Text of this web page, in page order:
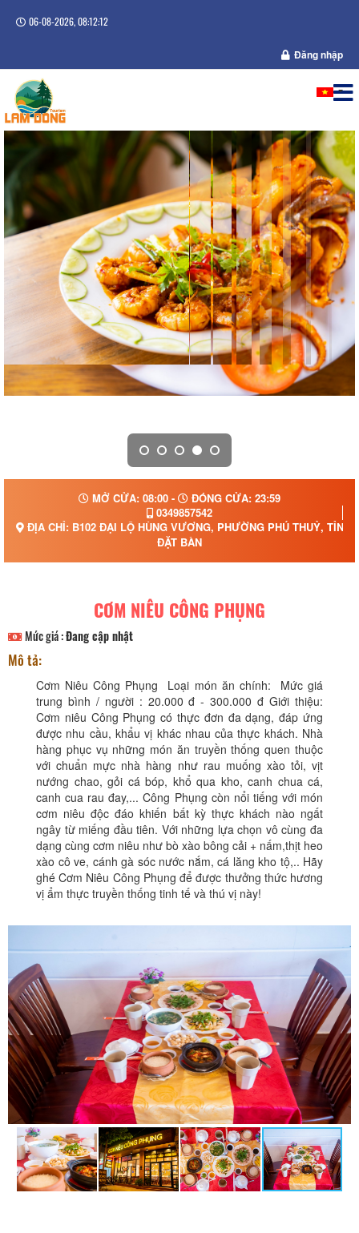
06-08-2026, 08:12:13
Đăng nhập
MỞ CỬA: 08:00 -
ĐÓNG CỬA: 23:59
0349857542
ĐỊA CHỈ: B102 ĐẠI LỘ HÙNG VƯƠNG, PHƯỜNG PHÚ THUỶ, TỈNH
ĐẶT BÀN
CƠM NIÊU CÔNG PHỤNG
Mức giá :Đang cập nhật
Mô tả:
Cơm Niêu Công Phụng Loại món ăn chính: Mức giá
trung bình / người : 20.000 đ - 300.000 đ Giới thiệu:
Cơm niêu Công Phụng có thực đơn đa dạng, đáp ứng
được nhu cầu, khẩu vị khác nhau của thực khách. Nhà
hàng phục vụ những món ăn truyền thống quen thuộc
với chuẩn mực nhà hàng như rau muống xào tỏi, vịt
nướng chao, gỏi cá bóp, khổ qua kho, canh chua cá,
canh cua rau đay,... Công Phụng còn nổi tiếng với món
cơm niêu độc đáo khiến bất kỳ thực khách nào ngất
ngây từ miếng đầu tiên. Với những lựa chọn vô cùng đa
dạng cùng cơm niêu như bò xào bông cải + nấm,thịt heo
xào cô ve, cánh gà sóc nước nắm, cá lăng kho tộ,.. Hãy
ghé Cơm Niêu Công Phụng để được thưởng thức hương
vị ẩm thực truyền thống tinh tế và thú vị này!